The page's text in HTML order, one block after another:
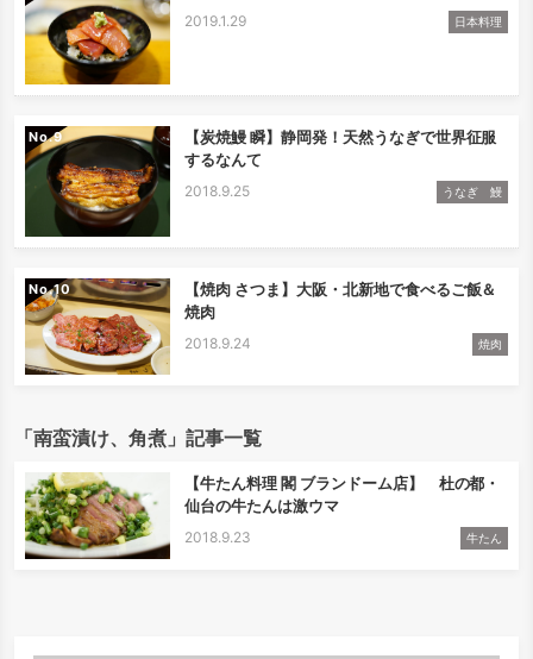
2019.1.29 日本料理
No.
【炭焼鰻 瞬】静岡発！天然うなぎで世界征服
するなんて
2018.9.25 うなぎ 鰻
No.
【焼肉 さつま】大阪・北新地で食べるご飯＆
焼肉
2018.9.24 焼肉
「南蛮漬け、角煮」記事一覧
【牛たん料理 閣 ブランドーム店】 杜の都・
仙台の牛たんは激ウマ
2018.9.23 牛たん